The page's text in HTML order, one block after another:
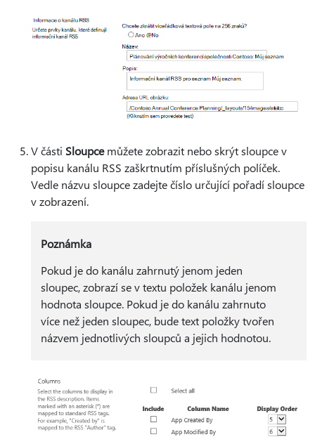
V části Sloupcemůžete zobrazit nebo skrýt sloupce v
popisu kanálu RSS zaškrtnutím příslušných políček.
Vedle názvu sloupce zadejte číslo určující pořadí sloupce
v zobrazení.
Poznámka
Pokud je do kanálu zahrnutý jenom jeden
sloupec, zobrazí se v textu položek kanálu jenom
hodnota sloupce. Pokud je do kanálu zahrnuto
více než jeden sloupec, bude text položky tvořen
názvem jednotlivých sloupců a jejich hodnotou.